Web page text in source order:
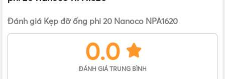
Đánh giá Kẹp đỡ ống phi 20 Nanoco NPA1620
0.0
ĐÁNH GIÁ TRUNG BÌNH